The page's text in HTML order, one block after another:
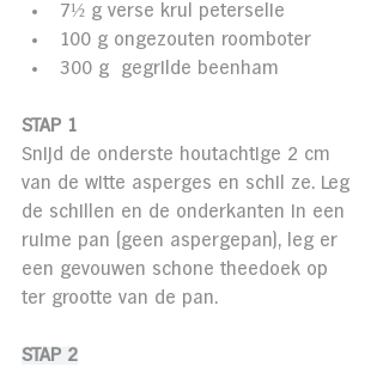
7½ g verse krul peterselie
100 g ongezouten roomboter
300 g  gegrilde beenham
STAP 1
Snijd de onderste houtachtige 2 cm
van de witte asperges en schil ze. Leg
de schillen en de onderkanten in een
ruime pan (geen aspergepan), leg er
een gevouwen schone theedoek op
ter grootte van de pan.
STAP 2